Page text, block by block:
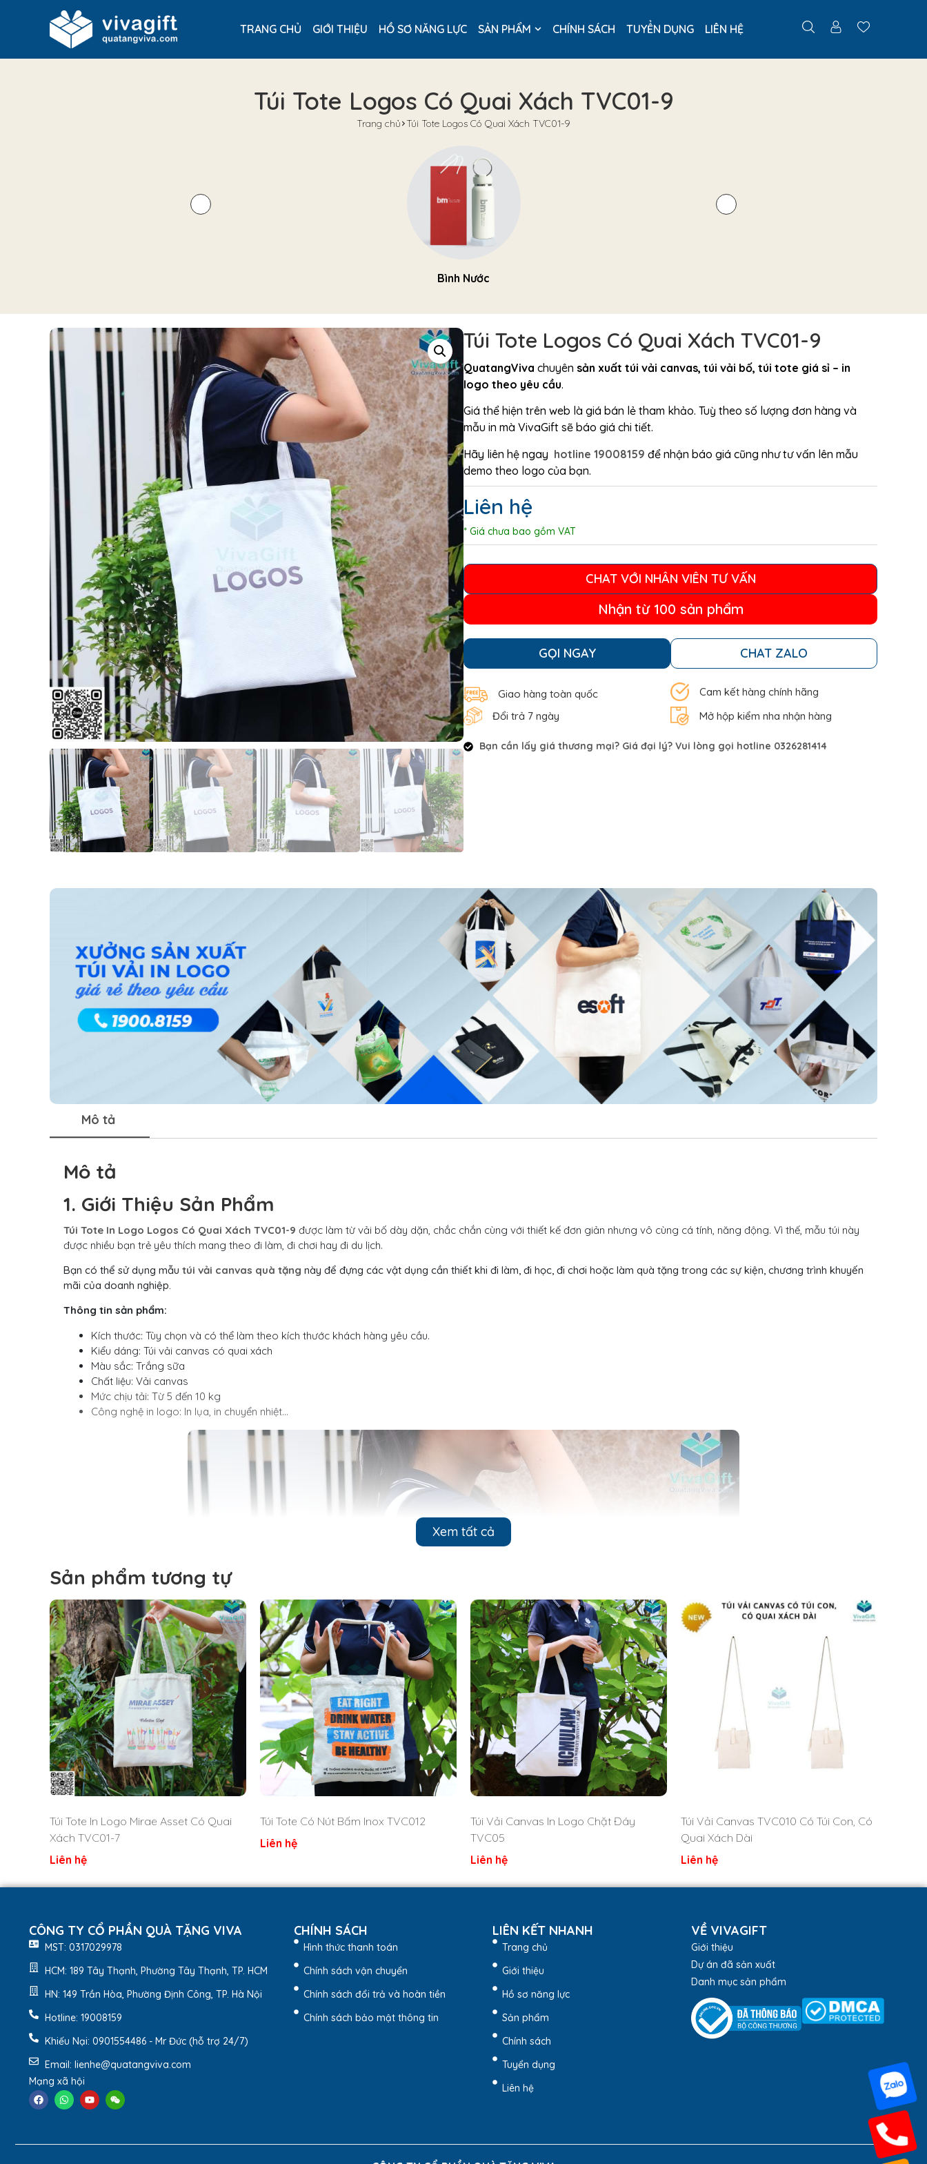
TRANG CHỦ GIỚI THIỆU HỒ SƠ NĂNG LỰC SẢN PHẨM CHÍNH SÁCH TUYỂN DỤNG LIÊN HỆ
Túi Tote Logos Có Quai Xách TVC01-9
Trang chủ Túi Tote Logos Có Quai Xách TVC01-9
Bình Nước
Túi Tote Logos Có Quai Xách TVC01-9
QuatangViva chuyên sản xuất túi vải canvas, túi vải bố, túi tote giá sỉ – in
logo theo yêu cầu.
Giá thể hiện trên web là giá bán lẻ tham khảo. Tuỳ theo số lượng đơn hàng và
mẫu in mà VivaGift sẽ báo giá chi tiết.
Hãy liên hệ ngay hotline 19008159 để nhận báo giá cũng như tư vấn lên mẫu
demo theo logo của bạn.
Liên hệ
* Giá chưa bao gồm VAT
CHAT VỚI NHÂN VIÊN TƯ VẤN
Nhận từ 100 sản phẩm
GỌI NGAY CHAT ZALO
Giao hàng toàn quốc
Cam kết hàng chính hãng
Đổi trả 7 ngày
Mở hộp kiểm nha nhận hàng
Bạn cần lấy giá thương mại? Giá đại lý? Vui lòng gọi hotline 0326281414
Mô tả
Mô tả
1. Giới Thiệu Sản Phẩm
Túi Tote In Logo Logos Có Quai Xách TVC01-9 được làm từ vải bố dày dặn, chắc chắn cùng với thiết kế đơn giản nhưng vô cùng cá tính, năng động. Vì thế, mẫu túi này
được nhiều bạn trẻ yêu thích mang theo đi làm, đi chơi hay đi du lịch.
Bạn có thể sử dụng mẫu túi vải canvas quà tặng này để đựng các vật dụng cần thiết khi đi làm, đi học, đi chơi hoặc làm quà tặng trong các sự kiện, chương trình khuyến
mãi của doanh nghiệp.
Thông tin sản phẩm:
Kích thước: Tùy chọn và có thể làm theo kích thước khách hàng yêu cầu.
Kiểu dáng: Túi vải canvas có quai xách
Màu sắc: Trắng sữa
Chất liệu: Vải canvas
Mức chịu tải: Từ 5 đến 10 kg
Công nghệ in logo: In lụa, in chuyển nhiệt…
2. Đặc Điểm Nổi Bật Sản Phẩm
Chất liệu cao cấp: Túi được làm từ vải bố tự nhiên, bền chắc và thân thiện với môi trường.
Thiết kế tối giản: Màu trắng trang nhã, dễ dàng phối hợp với nhiều trang phục khác nhau.
Tiện lợi, an toàn: Trang bị khóa kéo chắc chắn, giúp bảo vệ đồ dùng bên trong.
Dễ dàng in ấn: Logo được in nổi bật, thích hợp làm quà tặng thương hiệu cho doanh nghiệp.
Xem tất cả
Sản phẩm tương tự
Túi Tote In Logo Mirae Asset Có Quai
Xách TVC01-7
Liên hệ
Túi Tote Có Nút Bấm Inox TVC012
Liên hệ
Túi Vải Canvas In Logo Chặt Đáy
TVC05
Liên hệ
Túi Vải Canvas TVC010 Có Túi Con, Có
Quai Xách Dài
Liên hệ
CÔNG TY CỔ PHẦN QUÀ TẶNG VIVA
MST: 0317029978
HCM: 189 Tây Thạnh, Phường Tây Thạnh, TP. HCM
HN: 149 Trần Hòa, Phường Định Công, TP. Hà Nội
Hotline: 19008159
Khiếu Nại: 0901554486 - Mr Đức (hỗ trợ 24/7)
Email: lienhe@quatangviva.com
Mạng xã hội
CHÍNH SÁCH
Hình thức thanh toán
Chính sách vận chuyển
Chính sách đổi trả và hoàn tiền
Chính sách bảo mật thông tin
LIÊN KẾT NHANH
Trang chủ
Giới thiệu
Hồ sơ năng lực
Sản phẩm
Chính sách
Tuyển dụng
Liên hệ
VỀ VIVAGIFT
Giới thiệu
Dự án đã sản xuất
Danh mục sản phẩm